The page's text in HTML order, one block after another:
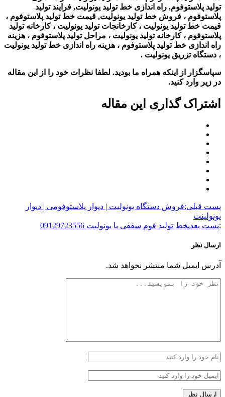
تولید پلاستوفوم, راه اندازی خط تولید یونولیت, فرایند تولید
پلاستوفوم ، فروش خط تولید یونولیت, قیمت خط تولید پلاستوفوم ،
قیمت خط تولید یونولیت ، کارخانجات تولید یونولیت ، کارخانه تولید
پلاستوفوم ، کارخانه تولید یونولیت ، مراحل تولید پلاستوفوم ، هزینه
راه اندازی خط تولید پلاستوفوم ، هزینه راه اندازی خط تولید یونولیت
، دستگاه تزریق یونولیت .
سپاسگزار از اینکه همراه ما بودید. لطفا نظرات خود را از این مقاله
در زیر وارد کنید.
اشتراک گذاری این مقاله
پست قبلی:فروش دستگاه یونولیت | دیوار پلاستوفومی | دیوار
یونولینت
:پست بعدیخط تولید فوم سقفی یا یونولیت 09129723556
ارسال نظر
آدرس ایمیل شما منتشر نخواهد شد.